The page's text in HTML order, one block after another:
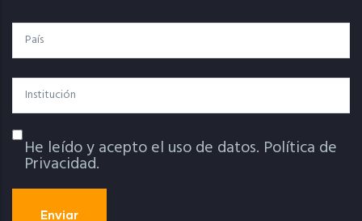
País
Institución
Política De Privacidad
He leído y acepto el uso de datos. Política de
Privacidad.